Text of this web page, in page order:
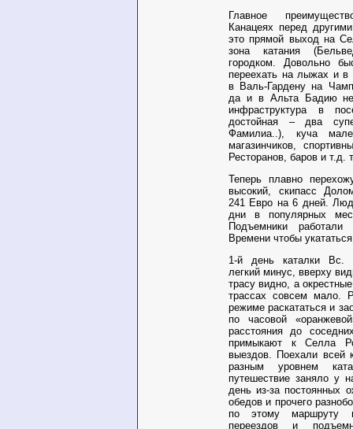
Главное
Канацеях перед
это прямой выход на
зона катания
городком. Довольно
переехать на лыжах и
в Валь-Гардену на
да и в Альта Бадию
инфраструктура в
достойная – два
Фамилиа..), куча
магазинчиков,
Ресторанов, баров и т.д.
Теперь плавно
высокий, скипасс
241 Евро на 6 дней.
дни в популярных
Подъемники
Времени чтобы
1-й день каталки Вс.
легкий минус, вверху
трасу видно, а окрестные
трассах совсем мало.
режиме раскататься и
по часовой
расстояния до
примыкают к Селла
выездов. Поехали всей
разным уровнем
путешествие заняло у
день из-за постоянных
обедов и прочего
по этому маршруту
переездов и